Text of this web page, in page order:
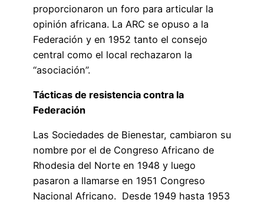
proporcionaron un foro para articular la
opinión africana. La ARC se opuso a la
Federación y en 1952 tanto el consejo
central como el local rechazaron la
“asociación”.
Tácticas de resistencia contra la
Federación
Las Sociedades de Bienestar, cambiaron su
nombre por el de Congreso Africano de
Rhodesia del Norte en 1948 y luego
pasaron a llamarse en 1951 Congreso
Nacional Africano. Desde 1949 hasta 1953